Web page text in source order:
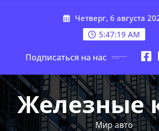
Четверг, 6 августа
5:47:21 AM
Подписаться на нас
Железные
Мир авто